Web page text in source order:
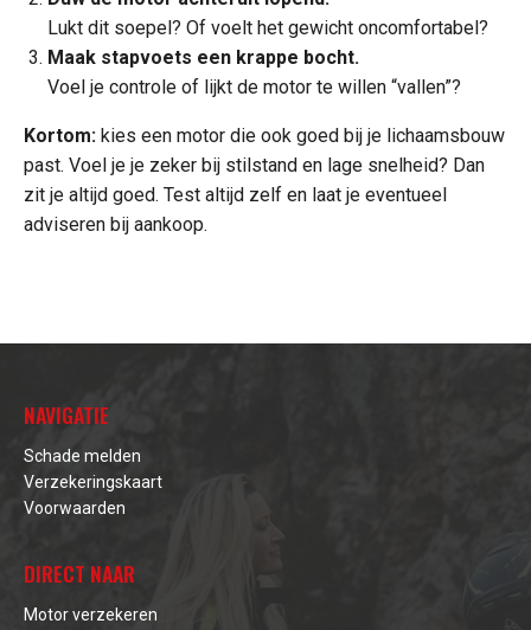
Lukt dit soepel? Of voelt het gewicht oncomfortabel?
Maak stapvoets een krappe bocht.
Voel je controle of lijkt de motor te willen “vallen”?
Kortom: kies een motor die ook goed bij je lichaamsbouw
past. Voel je je zeker bij stilstand en lage snelheid? Dan
zit je altijd goed. Test altijd zelf en laat je eventueel
adviseren bij aankoop.
NAVIGATIE
Schade melden
Verzekeringskaart
Voorwaarden
DIRECT NAAR
Motor verzekeren